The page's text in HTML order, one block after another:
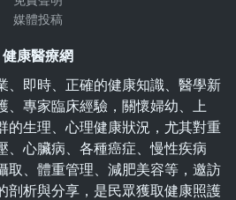
媒體投稿
健康醫療網
、即時、正確的健康知識、醫學新
、專家臨床經驗，關懷婦幼、上
的生理、心理健康狀況，尤其對重
、心臟病、各種癌症、慢性疾病
取、體重管理、減肥美容等，邀訪
剖析與分享，是民眾獲取健康照護